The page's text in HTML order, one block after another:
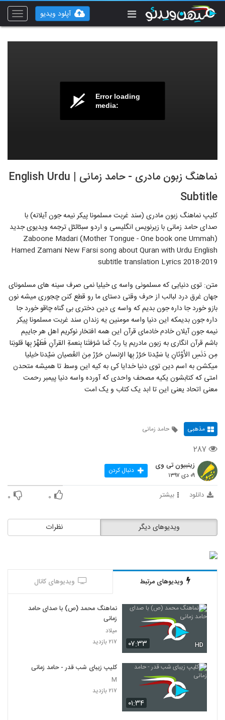
Toggle
آپلود ویدیو
Error loading
media:
نماهنگ زبون مادری - حامد زمانی | English Urdu
Subtitle
کلیپ نماهنگ زبون مادری (سند غربت مسلمونا پیکر نیمه جون آیلانه) با
صدای حامد زمانی با زیرنویس انگلیسی و اردو سبٹائٹل ترجمه ویدیوی جدید
Zaboone Madari (Mother Tongue - One book one Ummah)
Hamed Zamani New Farsi song about Quran with Urdu English
subtitle translation Lyrics 2018-2019
متن: توی دنیایی که مسلمونی واسه ی خیلیا نمی صرف سینه های مسلمونای
جهان غرق درد لبالب از حرف وقتی دستای ما رو قطع کنن چجوری میشه نون
بازو خورد جا داره جون بدیم که واسه ی دین دختری بی گناه چاقو خورد جا
داره جون بدیمکه این دنیا واسه مومنین یه زندان سند غربت مسلمونا پیکر
نیمه جون آیلان خادم خادمای قرآن این همه افتخار نوکریم اهل هر جاییم
باشم قرآن انگاری به زبون مادریم یا ربِّ کَما شرَّفتَنا بِنعمةِ القرآنِ فَطَهِّرْ بِها قلوبَنا
مِن دَنَسِ الأَوْثانِ یا سَیِّدنا حَرِّرْ بِها الإنسان حَرِّرْ مِنَ العُصیان سَیِّدنا خیلیا
میکشن به اسم دین توی دنیا خدایا کی به کیه این وسط تا همیشه متحدن
امتی که کتابشون یکیه مصحف واحدی که آورده واسه دنیا پیمبر رحمت
معنی اتحاد یعنی این تا ابد یک کتاب و یک امت
مذهبی حامد زمانی
۲۸۷
زینبیون تی وی
۰۹ دی ۱۳۹۷ دنبال کردن
دانلود بیشتر ۰ ۰
نظرات ویدیوهای دیگر
ویدیوهای مرتبط ویدیوهای کانال
۰۷:۳۳ HD
نماهنگ محمد (ص) با صدای حامد
زمانی
میلاد
۲۱۷ بازدید
۰۱:۳۴
کلیپ زیبای شب قدر - حامد زمانی
M
۲۱۷ بازدید